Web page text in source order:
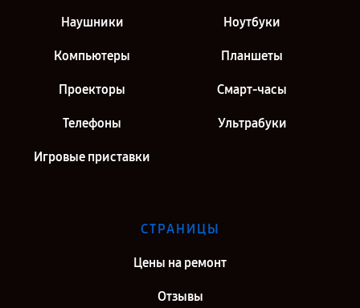
Наушники Ноутбуки
Компьютеры Планшеты
Проекторы Смарт-часы
Телефоны Ультрабуки
Игровые приставки
СТРАНИЦЫ
Цены на ремонт
Отзывы